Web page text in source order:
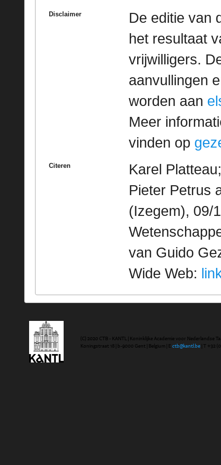
Disclaimer
De editie van
het resultaat
vrijwilligers.
aanvullingen
worden aan
Meer
vinden op
Citeren
Karel
Pieter Petrus
(Izegem), 09/
van Guido
Wide Web:
(C) 2020 CTB - KANTL | Koninklijke Academie voor Nederlandse
Koningstraat 18 | b-9000 Gent | Belgium | E ctb@kantl.be | T +32